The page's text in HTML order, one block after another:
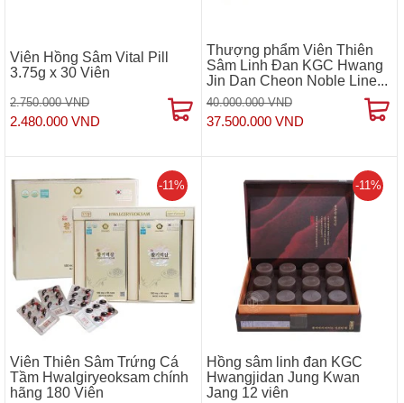
Viên Hồng Sâm Vital Pill
3.75g x 30 Viên
2.750.000 VND
2.480.000 VND
Thượng phẩm Viên Thiên
Sâm Linh Đan KGC Hwang
Jin Dan Cheon Noble Line...
40.000.000 VND
37.500.000 VND
Viên Thiên Sâm Trứng Cá
Tầm Hwalgiryeoksam chính
hãng 180 Viên
-11%
Hồng sâm linh đan KGC
Hwangjidan Jung Kwan
Jang 12 viên
-11%